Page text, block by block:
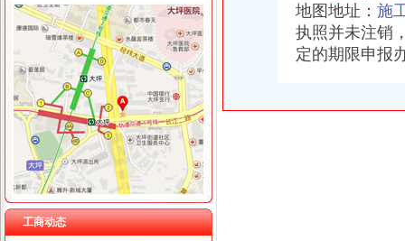
工商动态
礼嘉办税务登记证
重庆市工作报告-咸市工作报告_书业网
www.45r.com_www.r5229.com_www.u3014.com：高端室内设计师培
瑞杰塑料2014年年度报告
方正证券--走进方证--诚聘英才
未办理税务登记证法规-110网
*ST盛工：重大资产置换及发行股份购买资产暨关联交易报告书_国机汽
[上市]常发股份（002413）关于公司次公开发股并上市的律师工作报
闸北区上海马戏城代理记账会计会计上海马戏城注册公司办营业执
地图地址： 施
执照并未注销
定的期限申报